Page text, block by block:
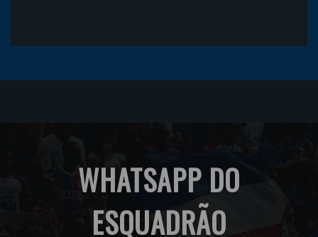
WHATSAPP DO
ESQUADRÃO